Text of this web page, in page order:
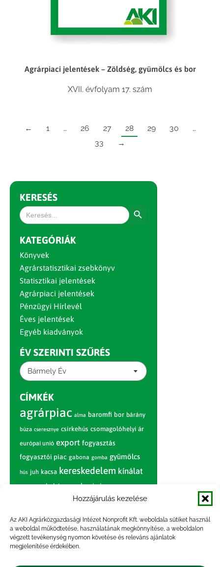
Hozzájárulás kezelése
Az AKI Agrárközgazdasági Intézet Nonprofit Kft. weboldala sütiket használ
a weboldal működtetése, használatának megkönnyítése, a weboldalon
végzett tevékenység nyomon követése és releváns ajánlatok
megjelenítése érdekében.
Agrárpiaci jelentések – Zöldség, gyümölcs és bor
XVII. évfolyam 17. szám
← 1 … 26 27 28 29 30
…
33
→
KERESÉS
Search
for:
KATEGÓRIÁK
Könyvek
Agrárstatisztikai zsebkönyv
Statisztikai jelentések
Agrárpiaci jelentések
Pénzügyi Hírlevél
Éves jelentések
Egyéb kiadványok
ÉV SZERINTI SZŰRÉS
Bármely Év
CÍMKÉK
agrárpiac alma baromfi bor bárány
búza cseresznye csirkehús csomagolóhelyi ár
európai unió export fogyasztás
fogyasztói piac gabona gomba gyümölcs
hús juh kacsa kereskedelem kínálat
körte marhahús nagybani piac narancs
nemzetközi árinformációk
paradicsom piac piaci jelentés
pulyka pulykahús sertés sertéshús
szarvasmarha termelés
termelői